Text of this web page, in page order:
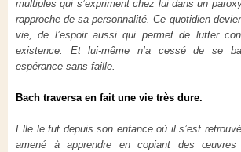
multiples qui s’expriment chez lui dans un
rapproche de sa personnalité. Ce quotidien
vie, de l’espoir aussi qui permet de lutter
existence. Et lui-même n’a cessé de se
espérance sans faille.
Bach traversa en fait une vie très dure.
Elle le fut depuis son enfance où il s’est
amené à apprendre en copiant des œuvres